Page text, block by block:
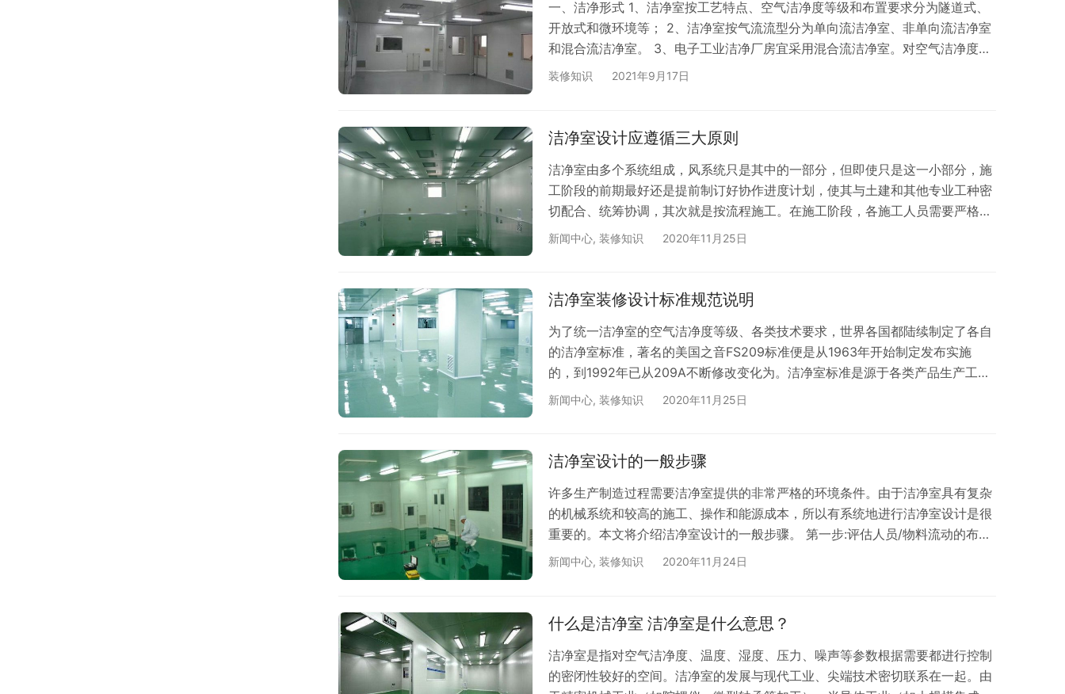
一、洁净形式 1、洁净室按工艺特点、空气洁净度等级和布置要求分为隧道式、
开放式和微环境等； 2、洁净室按气流流型分为单向流洁净室、非单向流洁净室
和混合流洁净室。 3、电子工业洁净厂房宜采用混合流洁净室。对空气洁净度要
求严格时，宜采用微环境型式。 二、防火设计要求 1、电子洁净厂房的耐火等级
微粒、对产品质量有害的杂质、温度、湿度、压差、噪声、振动、…
装修知识 2021年9月17日
洁净室设计应遵循三大原则
洁净室由多个系统组成，风系统只是其中的一部分，但即使只是这一小部分，施
工阶段的前期最好还是提前制订好协作进度计划，使其与土建和其他专业工种密
切配合、统筹协调，其次就是按流程施工。在施工阶段，各施工人员需要严格按
照施工及验收规范去做。洁净室按用途分类可以分为工业洁净室、生物洁净室。
三大原则： 原则一：不往洁净室带入尘土 1、工作人员在进到洁净室之前，务必
新闻中心, 装修知识 2020年11月25日
洁净室装修设计标准规范说明
为了统一洁净室的空气洁净度等级、各类技术要求，世界各国都陆续制定了各自
的洁净室标准，著名的美国之音FS209标准便是从1963年开始制定发布实施
的，到1992年已从209A不断修改变化为。洁净室标准是源于各类产品生产工艺
技术、产品性能的不断研究开发、升级和各种使用要求，对空气洁净度及污染物
发和发展。因此洁净室标准的实施，对洁净室的设计建造和运行具有重要性、…
新闻中心, 装修知识 2020年11月25日
洁净室设计的一般步骤
许多生产制造过程需要洁净室提供的非常严格的环境条件。由于洁净室具有复杂
的机械系统和较高的施工、操作和能源成本，所以有系统地进行洁净室设计是很
重要的。本文将介绍洁净室设计的一般步骤。 第一步:评估人员/物料流动的布局
评估洁净室内的人员和物料流动是很重要的。洁净室工作人员是洁净室最大的污
艺容易受到其他制药和生物制药工艺的交叉污染。工艺叉污染需要仔细评估原料
新闻中心, 装修知识 2020年11月24日
什么是洁净室 洁净室是什么意思？
洁净室是指对空气洁净度、温度、湿度、压力、噪声等参数根据需要都进行控制
的密闭性较好的空间。洁净室的发展与现代工业、尖端技术密切联系在一起。由